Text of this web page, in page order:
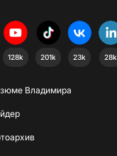
128k 201k 23k 28k
Владимира